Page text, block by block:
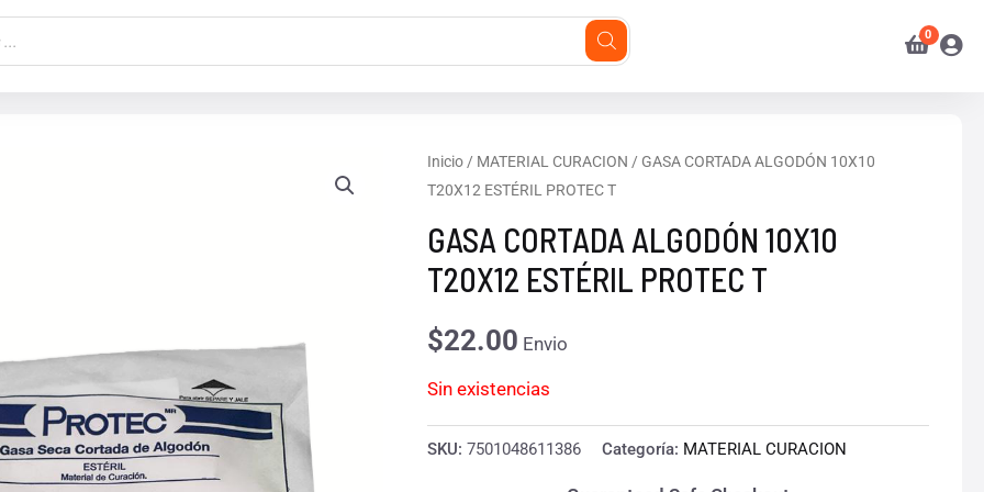
Inicio/ MATERIAL CURACION / GASA CORTADA ALGODÓN 10X10
T20X12 ESTÉRIL PROTEC T
GASA CORTADA ALGODÓN 10X10
T20X12 ESTÉRIL PROTEC T
$22.00 Envio
Sin existencias
SKU: 7501048611386 Categoría: MATERIAL CURACION